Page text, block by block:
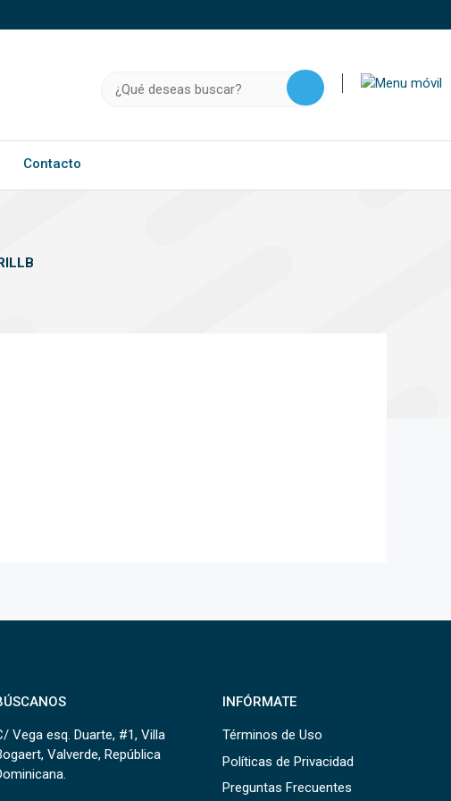
información confidencial solo en este tipo de sitios.
Contacto
Vega esq. Duarte, #1, Villa
Valverde, República
INFÓRMATE
Términos de Uso
Políticas de Privacidad
Preguntas Frecuentes